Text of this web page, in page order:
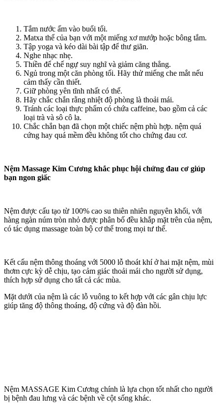
Tắm nước ấm vào buổi tối.
Matxa thể của bạn với một miếng xơ mướp hoặc bông tắm.
Tập yoga và kéo dài bài tập để thư giãn.
Nghe nhạc nhẹ.
Thiền để chế ngự suy nghĩ và giảm căng thẳng.
Ngủ trong một căn phòng tối. Hãy thử miếng che mắt nếu
cảm thấy cần thiết.
Giữ phòng yên tĩnh nhất có thể.
Hãy chắc chắn rằng nhiệt độ phòng là thoải mái.
Tránh các loại thực phẩm có chứa caffeine, bao gồm cả các
loại trà và sô cô la.
Chắc chắn bạn đã chọn một chiếc nệm phù hợp. nệm quá
cứng hay quá mềm đều không tốt cho chứng đau cơ.
Nệm Massage Kim Cương khắc phục hội chứng đau cơ giúp
bạn ngon giấc
Nệm được cấu tạo từ 100% cao su thiên nhiên nguyên khối, với
hàng ngàn núm tròn nhỏ được phân bố đều khắp mặt trên của nệm,
có tác dụng massage toàn bộ cơ thể trong mọi tư thế.
Kết cấu nệm thông thoáng với 5000 lỗ thoát khí ở hai mặt nệm, mùi
thơm cực kỳ dễ chịu, tạo cảm giác thoải mái cho người sử dụng,
thích hợp sử dụng cho tất cả các mùa.
Mặt dưới của nệm là các lỗ vuông to kết hợp với các gân chịu lực
giúp tăng độ thông thoáng, độ cứng và độ đàn hồi.
Nệm MASSAGE Kim Cương chính là lựa chọn tốt nhất cho người
bị bệnh đau lưng và các bệnh về cột sống khác.